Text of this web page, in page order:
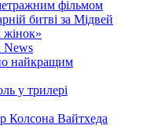
фільмом
битві за Мідвей
жінок»
News
найкращим
у трилері
Колсона Вайтхеда